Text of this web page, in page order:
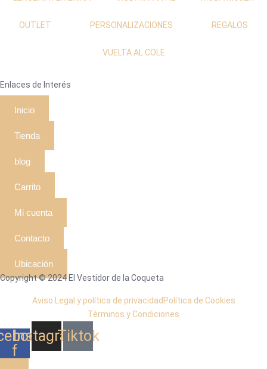
OUTLET PERSONALIZACIONES REGALOS
VUELTA AL COLE
Enlaces de Interés
Inicio
Tienda
blog
Carrito
Mi cuenta
Contacto
Ubicación
Copyright © 2024 El Vestidor de la Coqueta
Aviso Legal y política de privacidad Política de Cookies
Términos y Condiciones
f
Instagram
Tiktok